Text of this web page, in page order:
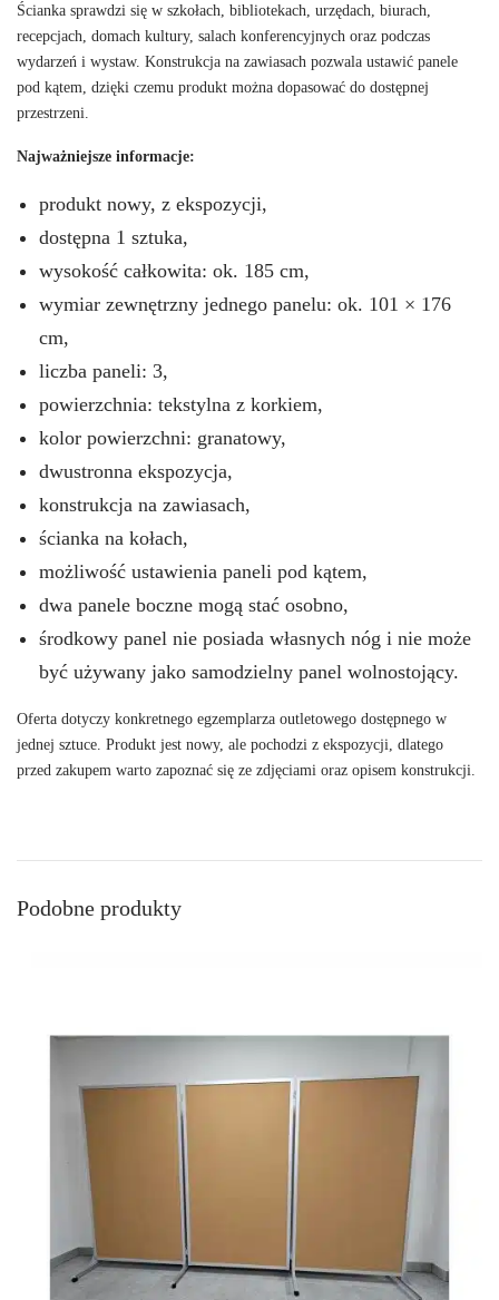
Ścianka sprawdzi się w szkołach, bibliotekach, urzędach, biurach,
recepcjach, domach kultury, salach konferencyjnych oraz podczas
wydarzeń i wystaw. Konstrukcja na zawiasach pozwala ustawić panele
pod kątem, dzięki czemu produkt można dopasować do dostępnej
przestrzeni.
Najważniejsze informacje:
produkt nowy, z ekspozycji,
dostępna 1 sztuka,
wysokość całkowita: ok. 185 cm,
wymiar zewnętrzny jednego panelu: ok. 101 × 176
cm,
liczba paneli: 3,
powierzchnia: tekstylna z korkiem,
kolor powierzchni: granatowy,
dwustronna ekspozycja,
konstrukcja na zawiasach,
ścianka na kołach,
możliwość ustawienia paneli pod kątem,
dwa panele boczne mogą stać osobno,
środkowy panel nie posiada własnych nóg i nie może
być używany jako samodzielny panel wolnostojący.
Oferta dotyczy konkretnego egzemplarza outletowego dostępnego w
jednej sztuce. Produkt jest nowy, ale pochodzi z ekspozycji, dlatego
przed zakupem warto zapoznać się ze zdjęciami oraz opisem konstrukcji.
Podobne produkty